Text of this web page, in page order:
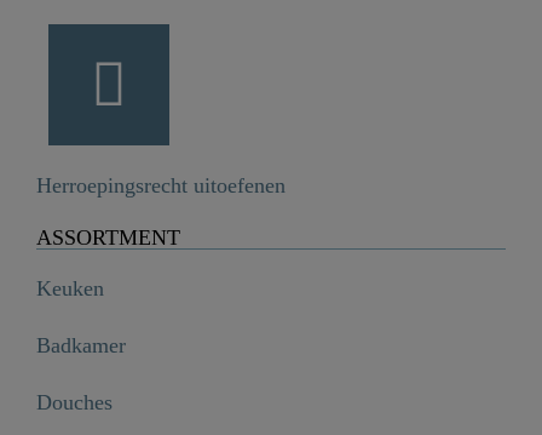
Herroepingsrecht uitoefenen
ASSORTMENT
Keuken
Badkamer
Douches